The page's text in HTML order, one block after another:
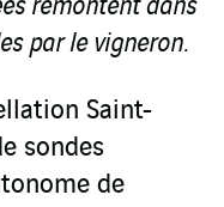
remontent dans
par le vigneron.
Saint-
sondes
de